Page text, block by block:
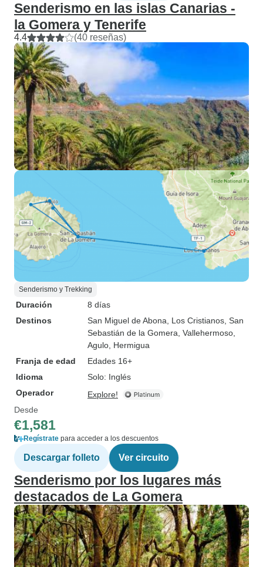
Senderismo en las islas Canarias -
la Gomera y Tenerife
4.4 (40 reseñas)
Senderismo y Trekking
Duración
8 días
Destinos
San Miguel de Abona , Los Cristianos , San
Sebastián de la Gomera , Vallehermoso
Agulo , Hermigua
Franja de edad
Edades 16+
Idioma
Solo: Inglés
Operador
Explore!
Desde
€1,581
Regístrate para acceder a los descuentos
Descargar folleto Ver circuito
Senderismo por los lugares más
destacados de La Gomera